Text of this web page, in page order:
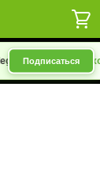
канал
Подписаться